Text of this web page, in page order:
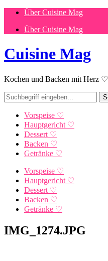
Über Cuisine Mag
Über Cuisine Mag
Cuisine Mag
Kochen und Backen mit Herz ♡
Vorspeise ♡
Hauptgericht ♡
Dessert ♡
Backen ♡
Getränke ♡
Vorspeise ♡
Hauptgericht ♡
Dessert ♡
Backen ♡
Getränke ♡
IMG_1274.JPG